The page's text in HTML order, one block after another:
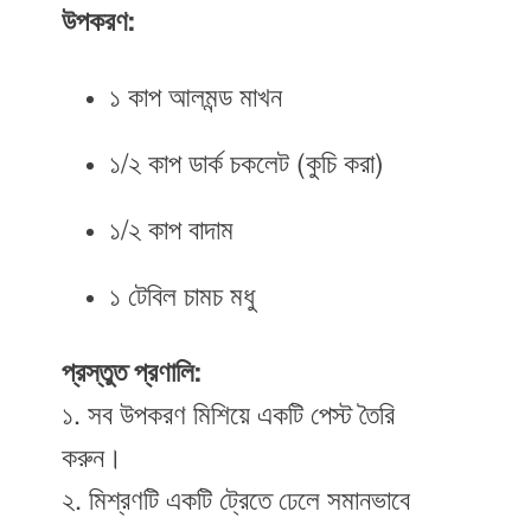
উপকরণ:
১ কাপ আলমন্ড মাখন
১/২ কাপ ডার্ক চকলেট (কুচি করা)
১/২ কাপ বাদাম
১ টেবিল চামচ মধু
প্রস্তুত প্রণালি:
১. সব উপকরণ মিশিয়ে একটি পেস্ট তৈরি
করুন।
২. মিশ্রণটি একটি ট্রেতে ঢেলে সমানভাবে